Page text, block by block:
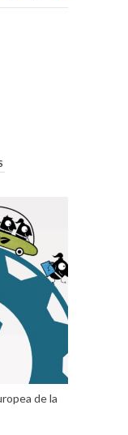
de la